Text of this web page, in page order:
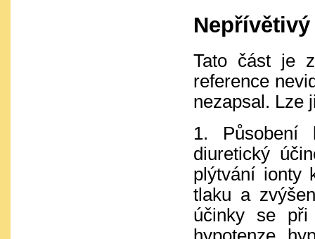
Tato část je
reference
nezapsal. Lze
1. Působení
diuretický
plýtvání ionty
tlaku a
účinky se při